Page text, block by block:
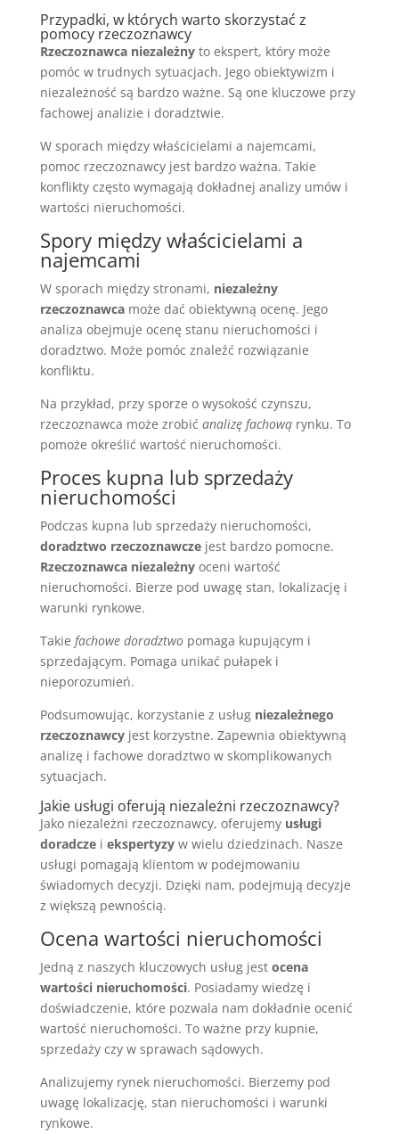
Przypadki, w których warto skorzystać z
pomocy rzeczoznawcy
Rzeczoznawca niezależnyto ekspert, który może
pomóc w trudnych sytuacjach. Jego obiektywizm i
niezależność są bardzo ważne. Są one kluczowe przy
fachowej analizie i doradztwie.
W sporach między właścicielami a najemcami,
pomoc rzeczoznawcy jest bardzo ważna. Takie
konflikty często wymagają dokładnej analizy umów i
wartości nieruchomości.
Spory między właścicielami a
najemcami
W sporach między stronami, niezależny
rzeczoznawcamoże dać obiektywną ocenę. Jego
analiza obejmuje ocenę stanu nieruchomości i
doradztwo. Może pomóc znaleźć rozwiązanie
konfliktu.
Na przykład, przy sporze o wysokość czynszu,
rzeczoznawca może zrobić analizę fachowąrynku. To
pomoże określić wartość nieruchomości.
Proces kupna lub sprzedaży
nieruchomości
Podczas kupna lub sprzedaży nieruchomości,
doradztwo rzeczoznawczejest bardzo pomocne.
Rzeczoznawca niezależnyoceni wartość
nieruchomości. Bierze pod uwagę stan, lokalizację i
warunki rynkowe.
Takie fachowe doradztwopomaga kupującym i
sprzedającym. Pomaga unikać pułapek i
nieporozumień.
Podsumowując, korzystanie z usług niezależnego
rzeczoznawcyjest korzystne. Zapewnia obiektywną
analizę i fachowe doradztwo w skomplikowanych
sytuacjach.
Jakie usługi oferują niezależni rzeczoznawcy?
Jako niezależni rzeczoznawcy, oferujemy usługi
doradczei ekspertyzyw wielu dziedzinach. Nasze
usługi pomagają klientom w podejmowaniu
świadomych decyzji. Dzięki nam, podejmują decyzje
z większą pewnością.
Ocena wartości nieruchomości
Jedną z naszych kluczowych usług jest ocena
wartości nieruchomości. Posiadamy wiedzę i
doświadczenie, które pozwala nam dokładnie ocenić
wartość nieruchomości. To ważne przy kupnie,
sprzedaży czy w sprawach sądowych.
Analizujemy rynek nieruchomości. Bierzemy pod
uwagę lokalizację, stan nieruchomości i warunki
rynkowe.